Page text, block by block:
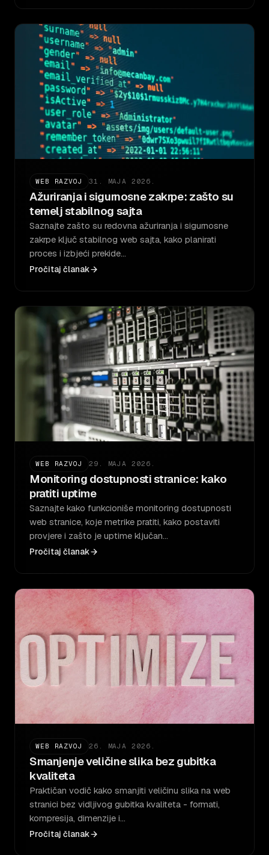
WEB RAZVOJ 31. MAJA 2026.
Ažuriranja i sigurnosne zakrpe: zašto su
temelj stabilnog sajta
Saznajte zašto su redovna ažuriranja i sigurnosne
zakrpe ključ stabilnog web sajta, kako planirati
proces i izbjeći prekide…
Pročitaj članak
WEB RAZVOJ 29. MAJA 2026.
Monitoring dostupnosti stranice: kako
pratiti uptime
Saznajte kako funkcioniše monitoring dostupnosti
web stranice, koje metrike pratiti, kako postaviti
provjere i zašto je uptime ključan…
Pročitaj članak
WEB RAZVOJ 26. MAJA 2026.
Smanjenje veličine slika bez gubitka
kvaliteta
Praktičan vodič kako smanjiti veličinu slika na web
stranici bez vidljivog gubitka kvaliteta - formati,
kompresija, dimenzije i…
Pročitaj članak